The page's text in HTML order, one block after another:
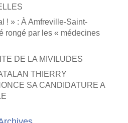
! » : À Amfreville-Saint-
rongé par les « médecines
DE LA MIVILUDES
THIERRY
SA CANDIDATURE A